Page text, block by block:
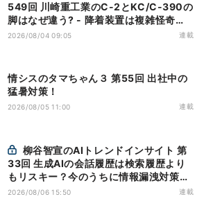
549回 川崎重工業のC-2とKC/C-390の
脚はなぜ違う? - 降着装置は複雑怪奇
(5)|軍用輸送機(10)
2026/08/04 09:05 連載
情シスのタマちゃん３ 第55回 出社中の
猛暑対策！
2026/08/05 11:00 連載
33回 生成AIの会話履歴は検索履歴より
もリスキー？今のうちに情報漏洩対策を
万全にしておこう
2026/08/06 15:50 連載